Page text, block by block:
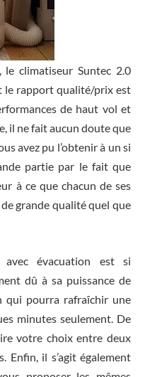
climatiseur Suntec 2.0
le rapport qualité/prix est
de haut vol et
il ne fait aucun doute que
avez pu l’obtenir à un si
partie par le fait que
à ce que chacun de ses
grande qualité quel que
évacuation est si
dû à sa puissance de
qui pourra rafraîchir une
minutes seulement. De
votre choix entre deux
Enfin, il s’agit également